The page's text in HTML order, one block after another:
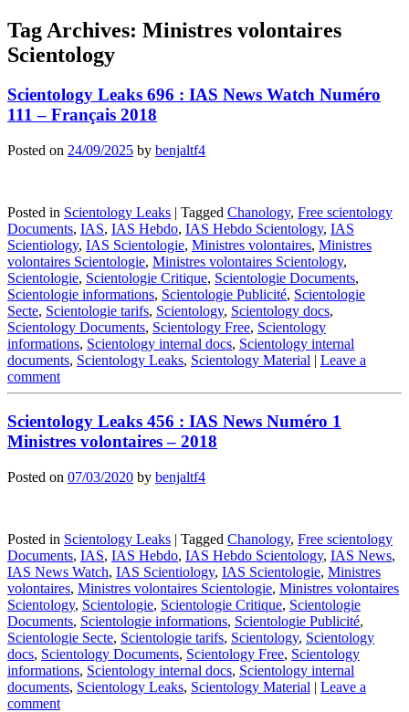
Tag Archives: Ministres volontaires
Scientology
Scientology Leaks 696 : IAS News Watch Numéro
111 – Français 2018
Posted on 24/09/2025 by benjaltf4
Posted in Scientology Leaks | Tagged Chanology, Free scientology
Documents, IAS, IAS Hebdo, IAS Hebdo Scientology, IAS
Scientiology, IAS Scientologie, Ministres volontaires, Ministres
volontaires Scientologie, Ministres volontaires Scientology,
Scientologie, Scientologie Critique, Scientologie Documents,
Scientologie informations, Scientologie Publicité, Scientologie
Secte, Scientologie tarifs, Scientology, Scientology docs,
Scientology Documents, Scientology Free, Scientology
informations, Scientology internal docs, Scientology internal
documents, Scientology Leaks, Scientology Material | Leave a
comment
Scientology Leaks 456 : IAS News Numéro 1
Ministres volontaires – 2018
Posted on 07/03/2020 by benjaltf4
Posted in Scientology Leaks | Tagged Chanology, Free scientology
Documents, IAS, IAS Hebdo, IAS Hebdo Scientology, IAS News,
IAS News Watch, IAS Scientiology, IAS Scientologie, Ministres
volontaires, Ministres volontaires Scientologie, Ministres volontaires
Scientology, Scientologie, Scientologie Critique, Scientologie
Documents, Scientologie informations, Scientologie Publicité,
Scientologie Secte, Scientologie tarifs, Scientology, Scientology
docs, Scientology Documents, Scientology Free, Scientology
informations, Scientology internal docs, Scientology internal
documents, Scientology Leaks, Scientology Material | Leave a
comment